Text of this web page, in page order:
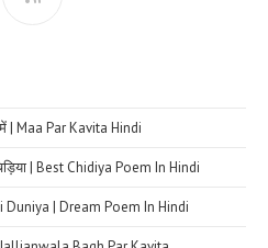
में | Maa Par Kavita Hindi
| Best Chidiya Poem In Hindi
Duniya | Dream Poem In Hindi